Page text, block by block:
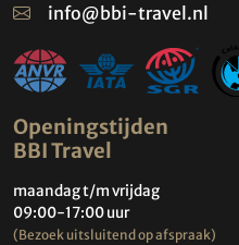
info@bbi-travel.nl
Openingstijden
BBI Travel
maandag t/m vrijdag
09:00-17:00 uur
(Bezoek uitsluitend op afspraak)